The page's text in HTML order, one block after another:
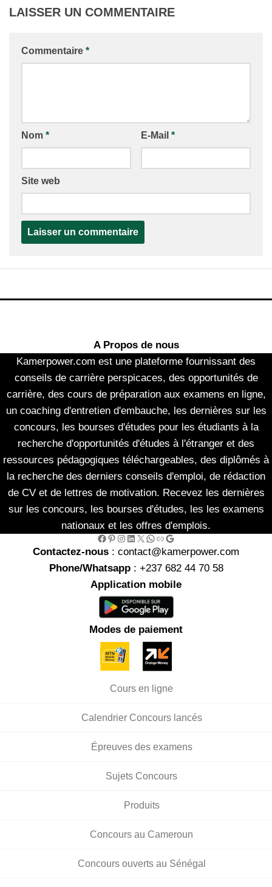
LAISSER UN COMMENTAIRE
Commentaire *
Nom * E-Mail *
Site web
A Propos de nous
Kamerpower.com est une plateforme fournissant des
conseils de carrière perspicaces, des opportunités de
carrière, des cours de préparation aux examens en ligne,
un coaching d'entretien d'embauche, les dernières sur les
concours, les bourses d'études pour les étudiants à la
recherche d'opportunités d'études à l'étranger et des
ressources pédagogiques téléchargeables, des diplômés à
la recherche des derniers conseils d'emploi, de rédaction
de CV et de lettres de motivation. Recevez les dernières
sur les concours, les bourses d'études, les les examens
nationaux et les offres d'emplois.
Facebook Pinterest InstagramLinkedIn X WhatsApp Link Google
Contactez-nous : contact@kamerpower.com
Phone/Whatsapp: +237 682 44 70 58
Application mobile
Modes de paiement
Cours en ligne
Calendrier Concours lancés
Épreuves des examens
Sujets Concours
Produits
Concours au Cameroun
Concours ouverts au Sénégal